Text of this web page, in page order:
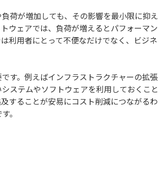
荷が増加しても、その影響を最小限に抑え
ウェアでは、負荷が増えるとパフォーマン
利用者にとって不便なだけでなく、ビジネ
す。例えばインフラストラクチャーの拡張
ステムやソフトウェアを利用しておくこと
することが安易にコスト削減につながるわ
。